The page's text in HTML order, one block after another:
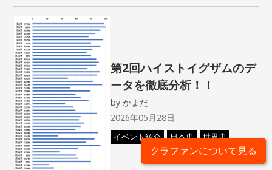
第2回ハイストイグザムのデ
ータを徹底分析！！
byかまだ
2026年05月28日
イベント紹介 日本史 世界史
クラファンについて見る